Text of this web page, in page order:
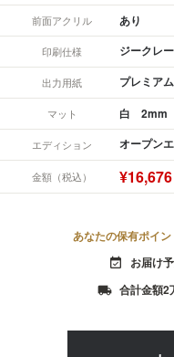
前面アクリル あり
印刷仕様 ジークレ
出力用紙 プレミア
マット 白 2mm
エディション オープン
金額（税込） ¥16,676
あなたの保有ポイ
event_available お届け
local_shipping 合計金額2